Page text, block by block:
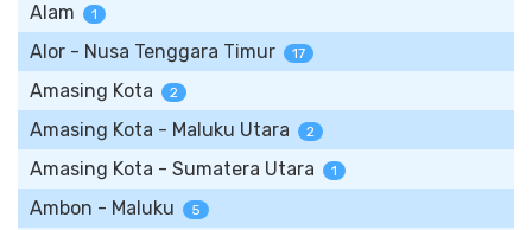
Alam 1
Alor - Nusa Tenggara Timur 17
Amasing Kota 2
Amasing Kota - Maluku Utara 2
Amasing Kota - Sumatera Utara 1
Ambon - Maluku 5